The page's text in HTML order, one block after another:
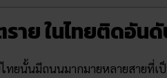
าย ในไทยติดอัน
ทยนั้นมีถนนมากมายหลายสายที่เ